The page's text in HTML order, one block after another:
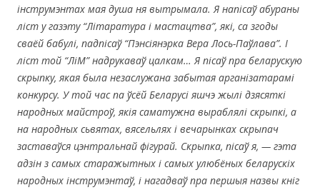
інструмэнтах мая душа ня вытрымала. Я напісаў абураны
ліст у газэту “Літаратура і мастацтва”, які, са згоды
сваёй бабулі, падпісаў “Пэнсіянэрка Вера Лось-Паўлава”. І
ліст той “ЛіМ” надрукаваў цалкам… Я пісаў пра беларускую
скрыпку, якая была незаслужана забытая арганізатарамі
конкурсу. У той час па ўсёй Беларусі яшчэ жылі дзясяткі
народных майстроў, якія саматужна выраблялі скрыпкі, а
на народных сьвятах, вясельлях і вечарынках скрыпач
заставаўся цэнтральнай фігурай. Скрыпка, пісаў я, — гэта
адзін з самых старажытных і самых улюбёных беларускіх
народных інструмэнтаў, і нагадваў пра першыя назвы кніг